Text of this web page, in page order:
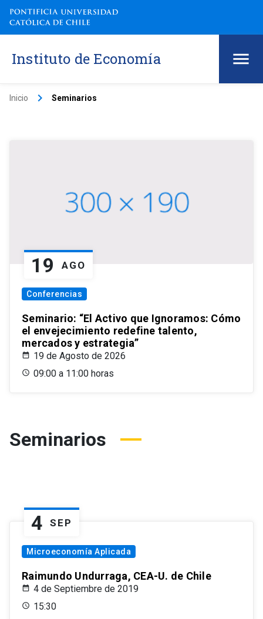
Instituto de Economía
Inicio keyboard_arrow_right Seminarios
19 AGO
Conferencias
Seminario: “El Activo que Ignoramos: Cómo
el envejecimiento redefine talento,
mercados y estrategia”
19 de Agosto de 2026
09:00 a 11:00 horas
Seminarios
4 SEP
Microeconomía Aplicada
Raimundo Undurraga, CEA-U. de Chile
4 de Septiembre de 2019
15:30